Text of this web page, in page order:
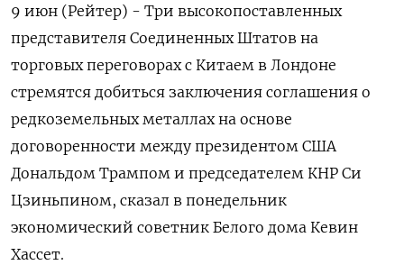
9 июн (Рейтер) - Три высокопоставленных
представителя Соединенных Штатов на
торговых переговорах с Китаем в Лондоне
стремятся добиться заключения соглашения о
редкоземельных металлах на основе
договоренности между президентом США
Дональдом Трампом и председателем КНР Си
Цзиньпином, сказал в понедельник
экономический советник Белого дома Кевин
Хассет.